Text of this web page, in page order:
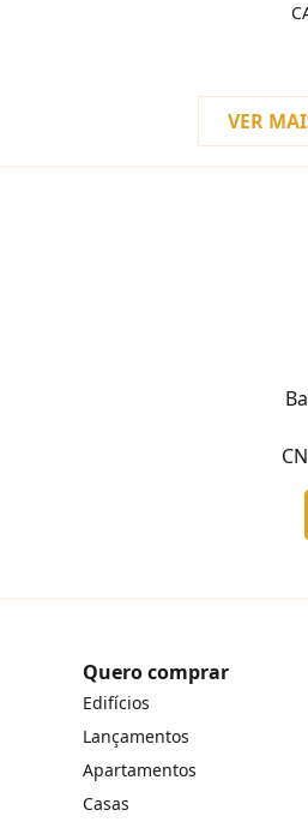
VER
Quero comprar
Edifícios
Lançamentos
Apartamentos
Casas